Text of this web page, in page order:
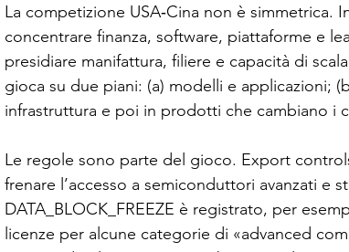
La competizione USA‑Cina non è simmetrica.
concentrare finanza, software, piattaforme e
presidiare manifattura, filiere e capacità di
gioca su due piani: (a) modelli e applicazioni;
infrastruttura e poi in prodotti che cambiano i
Le regole sono parte del gioco. Export
frenare l’accesso a semiconduttori avanzati e
DATA_BLOCK_FREEZE è registrato, per
licenze per alcune categorie di «advanced